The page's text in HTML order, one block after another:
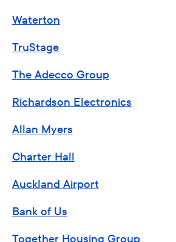
Waterton
TruStage
The Adecco Group
Richardson Electronics
Allan Myers
Charter Hall
Auckland Airport
Bank of Us
Together Housing Group